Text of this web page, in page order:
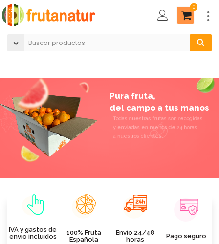
0
Pura fruta,
del campo a tus manos
Todas nuestras frutas son recogidas
y enviadas en menos de 24 horas
a nuestros clientes,
IVA y gastos de
envío incluidos
100% Fruta
Española
Envio 24/48
horas
Pago seguro